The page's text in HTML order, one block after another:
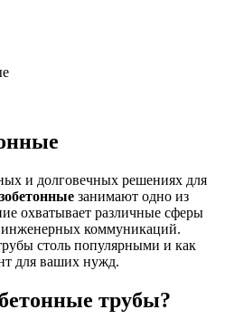
и долговечных решениях для
занимают одно из
охватывает различные сферы
коммуникаций.
столь популярными и как
для ваших нужд.
трубы?